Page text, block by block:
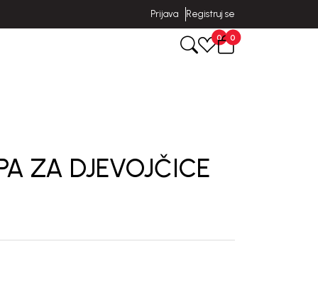
Prijava Registruj se
0 0
ZA DJEVOJČICE